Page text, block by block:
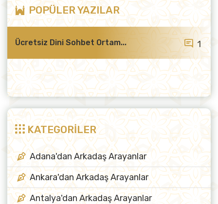
POPÜLER YAZILAR
Ücretsiz Dini Sohbet Ortam... 1
KATEGORİLER
Adana'dan Arkadaş Arayanlar
Ankara'dan Arkadaş Arayanlar
Antalya'dan Arkadaş Arayanlar